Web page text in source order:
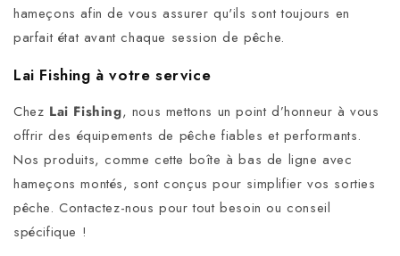
hameçons afin de vous assurer qu'ils sont toujours en
parfait état avant chaque session de pêche.
Lai Fishing à votre service
Chez Lai Fishing, nous mettons un point d’honneur à vous
offrir des équipements de pêche fiables et performants.
Nos produits, comme cette boîte à bas de ligne avec
hameçons montés, sont conçus pour simplifier vos sorties
pêche. Contactez-nous pour tout besoin ou conseil
spécifique !